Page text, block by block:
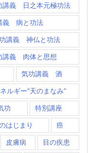
講義 日之本元極功法
義 病と功法
講義 神仏と功法
講義 肉体と思想
気功講義 酒
ルギー”天のまなみ”
功 特別講座
はじまり 癌
皮膚病 目の疾患